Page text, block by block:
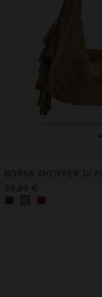
+
59,99 €